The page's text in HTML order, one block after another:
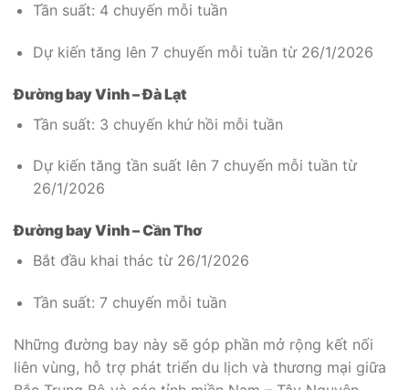
Tần suất: 4 chuyến mỗi tuần
Dự kiến tăng lên 7 chuyến mỗi tuần từ 26/1/2026
Đường bay Vinh – Đà Lạt
Tần suất: 3 chuyến khứ hồi mỗi tuần
Dự kiến tăng tần suất lên 7 chuyến mỗi tuần từ
26/1/2026
Đường bay Vinh – Cần Thơ
Bắt đầu khai thác từ 26/1/2026
Tần suất: 7 chuyến mỗi tuần
Những đường bay này sẽ góp phần mở rộng kết nối
liên vùng, hỗ trợ phát triển du lịch và thương mại giữa